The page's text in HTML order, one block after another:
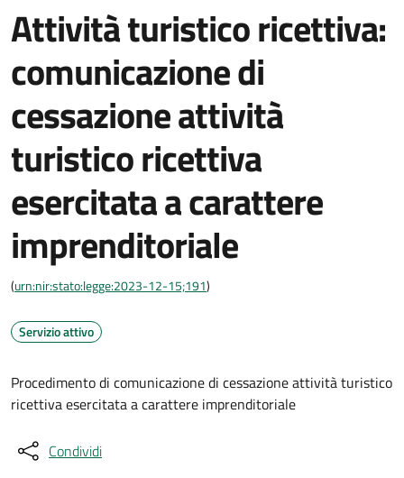
Attività turistico ricettiva:
comunicazione di
cessazione attività
turistico ricettiva
esercitata a carattere
imprenditoriale
(urn:nir:stato:legge:2023-12-15;191)
Servizio attivo
Procedimento di comunicazione di cessazione attività turistico
ricettiva esercitata a carattere imprenditoriale
Condividi